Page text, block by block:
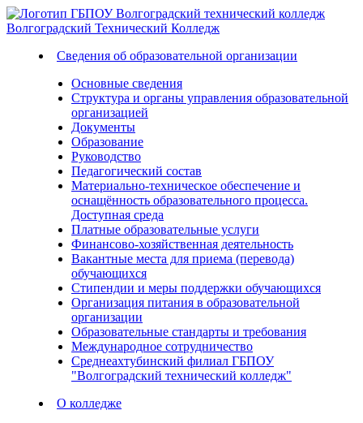
Волгоградский Технический Колледж
Сведения об образовательной организации
Основные сведения
Структура и органы управления образовательной
организацией
Документы
Образование
Руководство
Педагогический состав
Материально-техническое обеспечение и
оснащённость образовательного процесса.
Доступная среда
Платные образовательные услуги
Финансово-хозяйственная деятельность
Вакантные места для приема (перевода)
обучающихся
Стипендии и меры поддержки обучающихся
Организация питания в образовательной
организации
Образовательные стандарты и требования
Международное сотрудничество
Среднеахтубинский филиал ГБПОУ
"Волгоградский технический колледж"
О колледже